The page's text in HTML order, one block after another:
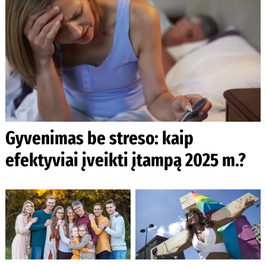
Gyvenimas be streso: kaip
efektyviai įveikti įtampą 2025 m.?